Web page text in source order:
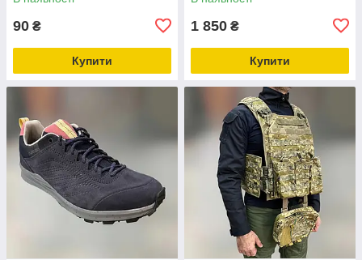
90 ₴
Купити
1 850 ₴
Купити